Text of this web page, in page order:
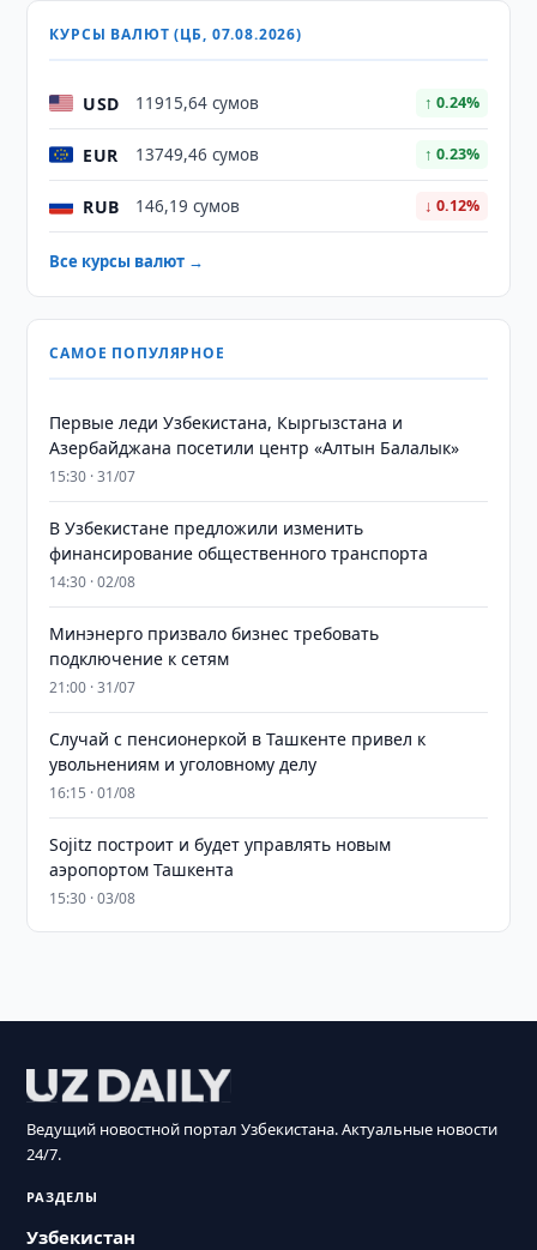
КУРСЫ ВАЛЮТ (ЦБ, 07.08.2026)
USD 11915,64 сумов ↑ 0.24%
EUR 13749,46 сумов ↑ 0.23%
RUB 146,19 сумов ↓ 0.12%
Все курсы валют →
САМОЕ ПОПУЛЯРНОЕ
Первые леди Узбекистана, Кыргызстана и
Азербайджана посетили центр «Алтын Балалык»
15:30 · 31/07
В Узбекистане предложили изменить
финансирование общественного транспорта
14:30 · 02/08
Минэнерго призвало бизнес требовать
подключение к сетям
21:00 · 31/07
Случай с пенсионеркой в Ташкенте привел к
увольнениям и уголовному делу
16:15 · 01/08
Sojitz построит и будет управлять новым
аэропортом Ташкента
15:30 · 03/08
Ведущий новостной портал Узбекистана. Актуальные новости
24/7.
РАЗДЕЛЫ
Узбекистан